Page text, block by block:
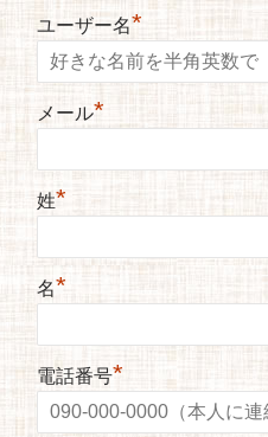
ユーザー名*
メール*
姓*
名*
電話番号*